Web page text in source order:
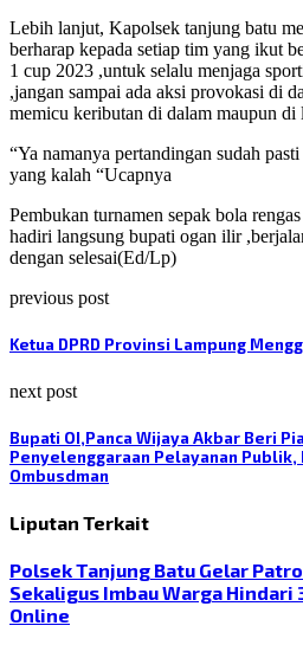
Lebih lanjut, Kapolsek tanjung batu
berharap kepada setiap tim yang ikut
1 cup 2023 ,untuk selalu menjaga
,jangan sampai ada aksi provokasi di
memicu keributan di dalam maupun di
“Ya namanya pertandingan sudah
yang kalah “Ucapnya
Pembukan turnamen sepak bola
hadiri langsung bupati ogan ilir
dengan selesai(Ed/Lp)
previous post
Ketua DPRD Provinsi Lampung
next post
Bupati OI,Panca Wijaya Akbar Beri
Penyelenggaraan Pelayanan
Ombusdman
Liputan Terkait
Polsek Tanjung Batu Gelar
Sekaligus Imbau Warga Hindari
Online